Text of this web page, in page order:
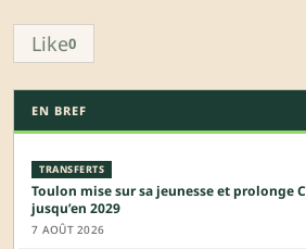
Like0
EN BREF
TRANSFERTS
Toulon mise sur sa jeunesse et prolonge
jusqu’en 2029
7 AOÛT 2026